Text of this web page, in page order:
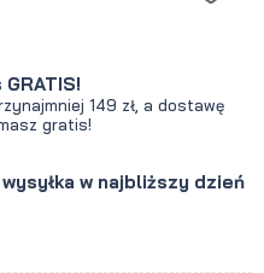
149 zł, a dostawę
gratis!
w najbliższy dzień